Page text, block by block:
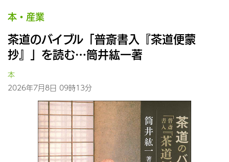
本・産業
茶道のバイブル「普斎書入『茶道便蒙
抄』」を読む…筒井紘一著
本
2026年7月8日 09時13分